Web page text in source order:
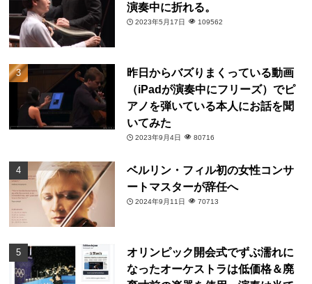
演奏中に折れる。
2023年5月17日 109562
昨日からバズりまくっている動画
（iPadが演奏中にフリーズ）でピ
アノを弾いている本人にお話を聞
いてみた
2023年9月4日 80716
ベルリン・フィル初の女性コンサ
ートマスターが辞任へ
2024年9月11日 70713
オリンピック開会式でずぶ濡れに
なったオーケストラは低価格＆廃